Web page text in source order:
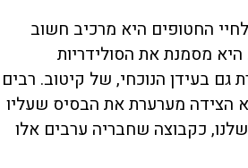
החטופים היא מרכיב חשוב
היא מסמנת את הסולידריות
גם בעידן הנוכחי, של קיטוב. רבים
הצידה מערערת את הבסיס שעליו
כקבוצה שחבריה ערבים אלו